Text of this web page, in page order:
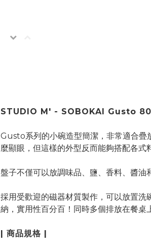
STUDIO M' - SOBOKAI Gusto 80
Gusto系列的小碗造型簡潔，非常適合疊
麼顯眼，但這樣的外型反而能夠搭配各式
盤子不僅可以放調味品、鹽、香料、醬油
採用受歡迎的磁器材質製作，可以放置
納，實用性百分百！同時多個排放在餐桌
| 商品規格 |